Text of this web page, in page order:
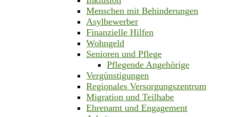
Menschen mit Behinderungen
Asylbewerber
Finanzielle Hilfen
Wohngeld
Senioren und Pflege
Pflegende Angehörige
Vergünstigungen
Regionales Versorgungszentrum
Migration und Teilhabe
Ehrenamt und Engagement